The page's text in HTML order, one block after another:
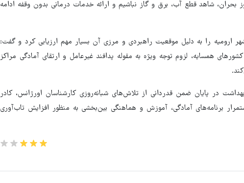
بحران، شاهد قطع آب، برق و گاز نباشیم و ارائه خدمات درمانی بدون وقفه ادامه
را به دلیل موقعیت راهبردی و مرزی آن بسیار مهم ارزیابی کرد و گفت:
همسایه، لزوم توجه ویژه به مقوله پدافند غیرعامل و ارتقای آمادگی مراکز
در پایان ضمن قدردانی از تلاش‌های شبانه‌روزی کارشناسان اورژانس، کادر
برنامه‌های آمادگی، آموزش و هماهنگی بین‌بخشی به منظور افزایش تاب‌آوری